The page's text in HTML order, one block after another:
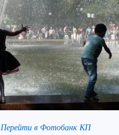
Перейти в Фотобанк КП